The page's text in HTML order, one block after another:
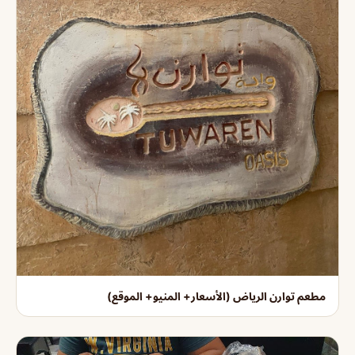
مطعم توارن الرياض (الأسعار+ المنيو+ الموقع)